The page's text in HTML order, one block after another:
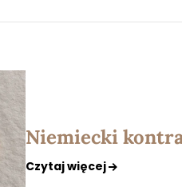
Niemiecki
Czytaj więcej